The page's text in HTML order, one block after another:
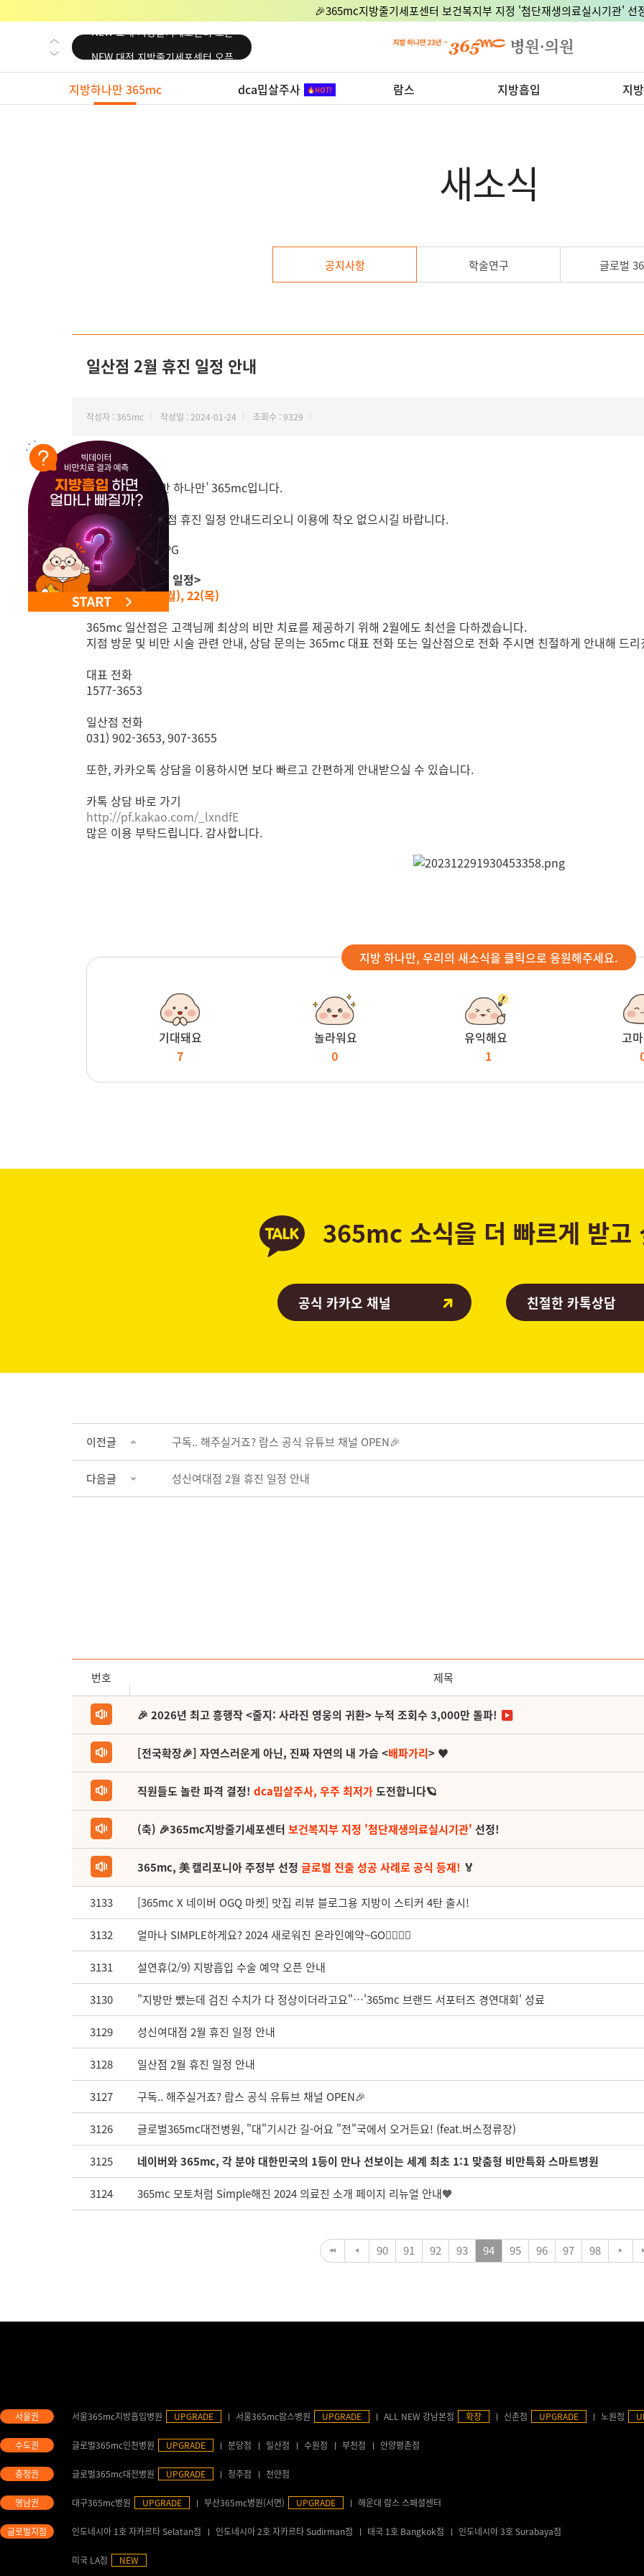
🎉365mc지방줄기세포센터 보건복지부 지정 '첨단재생의료실시기관' 선
NEW 교대 지방줄기세포센터 오픈
NEW 노원 지방줄기세포센터 오픈
NEW 미국 LA점 오픈
지방하나만 365mc dca밉살주사 람스 지방흡입 지
새소식
공지사항 학술연구 글로벌
일산점 2월 휴진 일정 안내
작성자 : 365mc 작성일 : 2024-01-24 조회수 : 9329
안녕하세요, ‘비만 하나만’ 365mc입니다.
2월 365mc 일산점 휴진 일정 안내드리오니 이용에 착오 없으시길 바랍니다.
<일산점 2월 휴진 일정>
1(목),9(금)~12(월), 22(목)
365mc 일산점은 고객님께 최상의 비만 치료를 제공하기 위해 2월에도 최선을 다하겠습니다.
지점 방문 및 비만 시술 관련 안내, 상담 문의는 365mc 대표 전화 또는 일산점으로 전화 주시면 친절하게 안내해 드
대표 전화
1577-3653
일산점 전화
031) 902-3653, 907-3655
또한, 카카오톡 상담을 이용하시면 보다 빠르고 간편하게 안내받으실 수 있습니다.
카톡 상담 바로 가기
http://pf.kakao.com/_lxndfE
많은 이용 부탁드립니다. 감사합니다.
지방 하나만, 우리의 새소식을 클릭으로 응원해주세요.
기대돼요
7
놀라워요
0
유익해요
1
고
365mc 소식을 더 빠르게 받고
공식 카카오 채널 친절한 카톡상담
이전글 구독.. 해주실거죠? 람스 공식 유튜브 채널 OPEN🎉
다음글 성신여대점 2월 휴진 일정 안내
번호 제목
🎉 2026년 최고 흥행작 <줄지: 사라진 영웅의 귀환> 누적 조회수 3,000만 돌파!
[전국확장🎉] 자연스러운게 아닌, 진짜 자연의 내 가슴 <배파가리> ♥
직원들도 놀란 파격 결정! dca밉살주사, 우주 최저가도전합니다🪐
(축) 🎉365mc지방줄기세포센터 보건복지부 지정 '첨단재생의료실시기관' 선정!
365mc, 美 캘리포니아 주정부 선정 글로벌 진출 성공 사례로 공식 등재! 🏅
3133 [365mc X 네이버 OGQ 마켓] 맛집 리뷰 블로그용 지방이 스티커 4탄 출시!
3132 얼마나 SIMPLE하게요? 2024 새로워진 온라인예약~GO🏃‍♀️🏃‍♀️
3131 설연휴(2/9) 지방흡입 수술 예약 오픈 안내
3130 "지방만 뺐는데 검진 수치가 다 정상이더라고요"…'365mc 브랜드 서포터즈 경연대회' 성료
3129 성신여대점 2월 휴진 일정 안내
3128 일산점 2월 휴진 일정 안내
3127 구독.. 해주실거죠? 람스 공식 유튜브 채널 OPEN🎉
3126 글로벌365mc대전병원, "대"기시간 길-어요 "전"국에서 오거든요! (feat.버스정류장)
3125 네이버와 365mc, 각 분야 대한민국의 1등이 만나 선보이는 세계 최초 1:1 맞춤형 비만특화 스마트병원
3124 365mc 모토처럼 Simple해진 2024 의료진 소개 페이지 리뉴얼 안내🧡
90 91 92 93 94 95 96 97 98
서울365mc지방흡입병원 UPGRADE 서울365mc람스병원 UPGRADE ALL NEW 강남본점 확장 신촌점 UPGRADE 노원점
글로벌365mc인천병원 UPGRADE 분당점 일산점 수원점 부천점 안양평촌점
글로벌365mc대전병원 UPGRADE 청주점 천안점
대구365mc병원 UPGRADE 부산365mc병원(서면) UPGRADE 해운대 람스 스페셜센터
인도네시아 1호 자카르타 Selatan점 인도네시아 2호 자카르타 Sudirman점 태국 1호 Bangkok점 인도네시아 3호 Surabaya점
미국 LA점 NEW